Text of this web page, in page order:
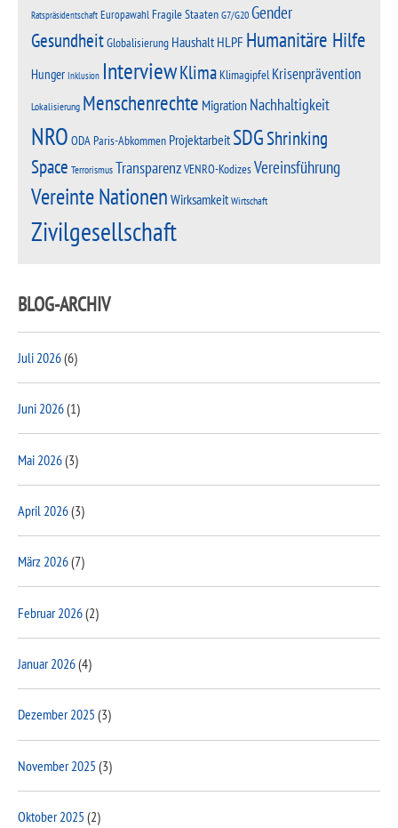
Ratspräsidentschaft EuropawahlFragile StaatenG7/G20Gender
GesundheitGlobalisierung HaushaltHLPF Humanitäre Hilfe
Hunger Inklusion InterviewKlimaKlimagipfel Krisenprävention
Lokalisierung Menschenrechte Migration Nachhaltigkeit
NRO ODAParis-Abkommen ProjektarbeitSDGShrinking
Space TerrorismusTransparenzVENRO-KodizesVereinsführung
Vereinte Nationen Wirksamkeit Wirtschaft
Zivilgesellschaft
BLOG-ARCHIV
Juli 2026(6)
Juni 2026(1)
Mai 2026(3)
April 2026(3)
März 2026(7)
Februar 2026(2)
Januar 2026(4)
Dezember 2025 (3)
November 2025 (3)
Oktober 2025 (2)